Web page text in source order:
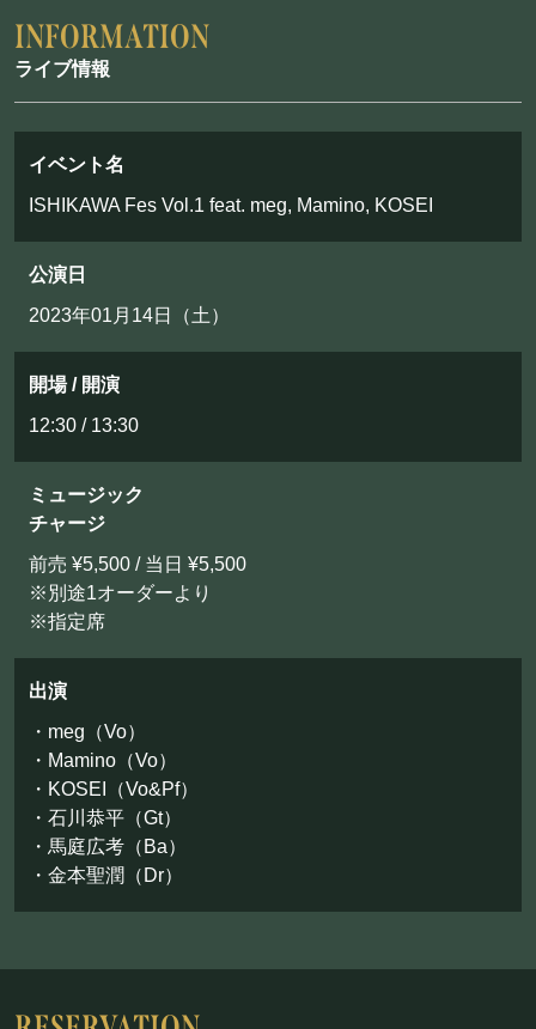
RESERVATION
予約・当日の流れ
FOOD&DRINK
フード&ドリンク
PRIVATE
貸切パーティー・ホールレンタル
BOOKING
ライブ出演について
©Mahoroza. All Rights Reserved.
ライブ情報
イベント名
ISHIKAWA Fes Vol.1 feat. meg, Mamino, KOSEI
公演日
2023年01月14日（土）
開場 / 開演
12:30 / 13:30
ミュージック
チャージ
前売 ¥5,500 / 当日 ¥5,500
※別途1オーダーより
※指定席
出演
・meg（Vo）
・Mamino（Vo）
・KOSEI（Vo&Pf）
・石川恭平（Gt）
・馬庭広考（Ba）
・金本聖潤（Dr）